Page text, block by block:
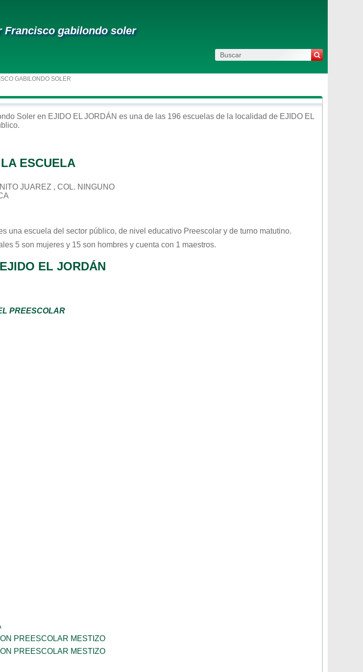
Francisco gabilondo soler
GABILONDO SOLER
Soler en EJIDO EL JORDÁN es una de las 196 escuelas de la localidad de EJIDO EL
.
ESCUELA
JUAREZ , COL. NINGUNO
una escuela del sector público, de nivel educativo Preescolar y de turno matutino.
5 son mujeres y 15 son hombres y cuenta con 1 maestros.
EL JORDÁN
PREESCOLAR
PREESCOLAR MESTIZO
PREESCOLAR MESTIZO